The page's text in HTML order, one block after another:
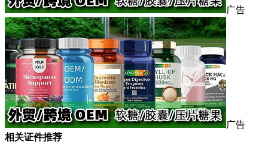
广告
广告
相关证件推荐